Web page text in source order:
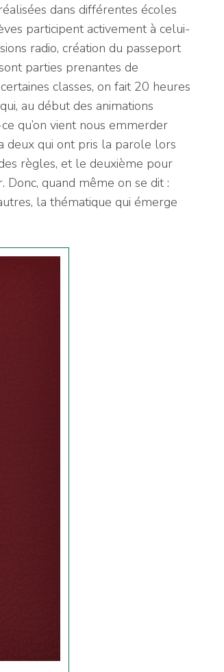
dans différentes écoles
participent activement à celui-
radio, création du passeport
parties prenantes de
classes, on fait 20 heures
au début des animations
qu’on vient nous emmerder
deux qui ont pris la parole lors
règles, et le deuxième pour
quand même on se dit :
la thématique qui émerge